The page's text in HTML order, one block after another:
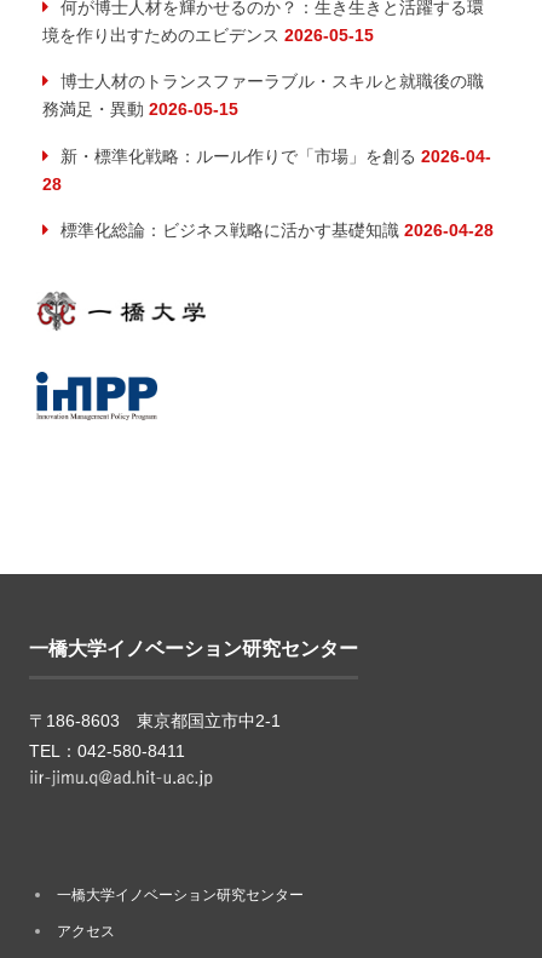
何が博士人材を輝かせるのか？：生き生きと活躍する環
境を作り出すためのエビデンス 2026-05-15
博士人材のトランスファーラブル・スキルと就職後の職
務満足・異動 2026-05-15
新・標準化戦略：ルール作りで「市場」を創る 2026-04-
28
標準化総論：ビジネス戦略に活かす基礎知識 2026-04-28
一橋大学イノベーション研究センター
〒186-8603 東京都国立市中2-1
TEL：042-580-8411
一橋大学イノベーション研究センター
アクセス